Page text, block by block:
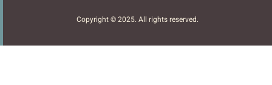
Copyright © 2025. All rights reserved.